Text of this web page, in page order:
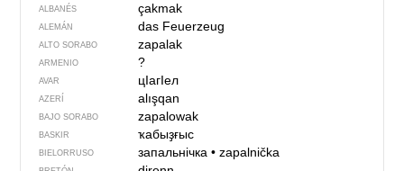
ALBANÉS çakmak
ALEMÁN das Feuerzeug
ALTO SORABO zapalak
ARMENIO ?
AVAR цIагIел
AZERÍ alışqan
BAJO SORABO zapalowak
BASKIR ҡабыҙғыс
BIELORRUSO запальнічка• zapalnička